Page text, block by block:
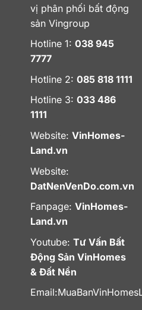
vị phân phối bất động
sản Vingroup
Hotline 1: 038 945
7777
Hotline 2: 085 818 1111
Hotline 3: 033 486
1111
Website: VinHomes-
Land.vn
Website:
DatNenVenDo.com.vn
Fanpage: VinHomes-
Land.vn
Youtube: Tư Vấn Bất
Động Sản VinHomes
& Đất Nền
Email: